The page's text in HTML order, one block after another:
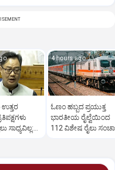
ಸಾಧ್ಯವಿಲ್ಲ:
4 hours ago
ಓಣಂ ಹಬ್ಬದ ಪ್ರಯುಕ್ತ
ಭಾರತೀಯ ರೈಲ್ವೆಯಿಂದ
112 ವಿಶೇಷ ರೈಲು